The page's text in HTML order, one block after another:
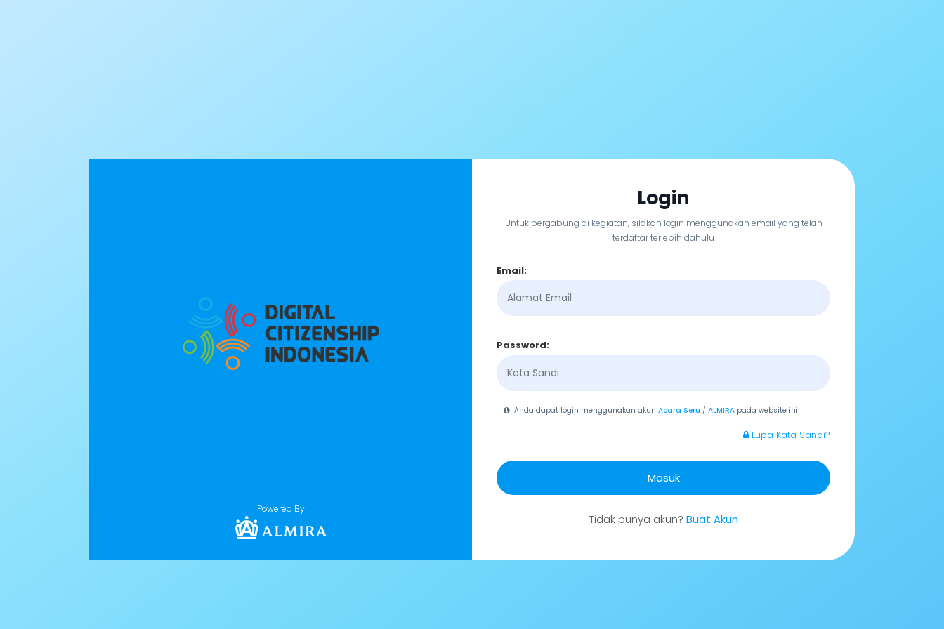
Powered By
Login
Untuk bergabung di kegiatan, silakan login menggunakan email yang telah
terdaftar terlebih dahulu
Email:
Password:
Anda dapat login menggunakan akunAcara Seru /ALMIRA pada website ini
Lupa Kata Sandi?
Masuk
Tidak punya akun? Buat Akun